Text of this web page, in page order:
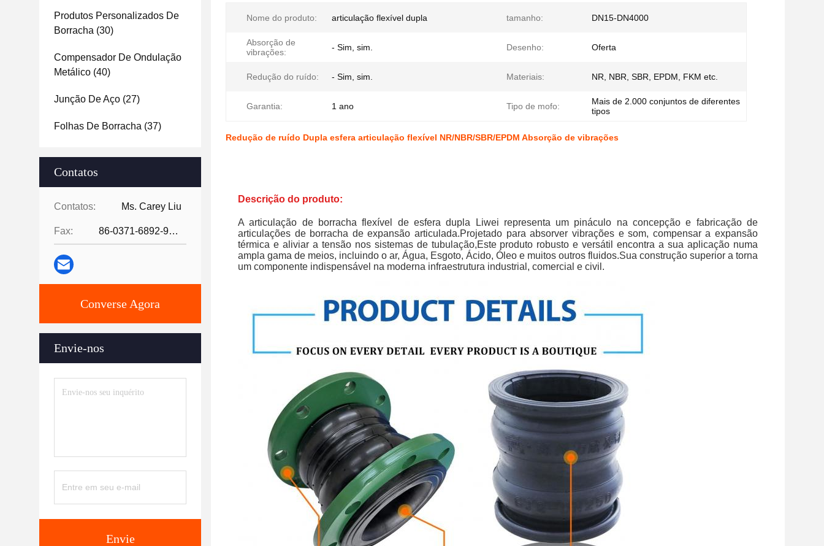
Produtos Personalizados De
Borracha (30)
Compensador De Ondulação
Metálico (40)
Junção De Aço (27)
Folhas De Borracha (37)
Contatos
Contatos: Ms. Carey Liu
Fax: 86-0371-6892-9024
Converse Agora
Envie-nos
Envie
Nome do produto: articulação flexível dupla tamanho: DN15-DN4000
Absorção de
vibrações:
- Sim, sim. Desenho: Oferta
Redução do ruído: - Sim, sim. Materiais: NR, NBR, SBR, EPDM, FKM etc.
Garantia: 1 ano Tipo de mofo:
Mais de 2.000 conjuntos de diferentes
tipos
Redução de ruído Dupla esfera articulação flexível NR/NBR/SBR/EPDM Absorção de vibrações
Descrição do produto:
A articulação de borracha flexível de esfera dupla Liwei representa um pináculo na concepção e fabricação de
articulações de borracha de expansão articulada.Projetado para absorver vibrações e som, compensar a expansão
térmica e aliviar a tensão nos sistemas de tubulação,Este produto robusto e versátil encontra a sua aplicação numa
ampla gama de meios, incluindo o ar, Água, Esgoto, Ácido, Óleo e muitos outros fluidos.Sua construção superior a torna
um componente indispensável na moderna infraestrutura industrial, comercial e civil.